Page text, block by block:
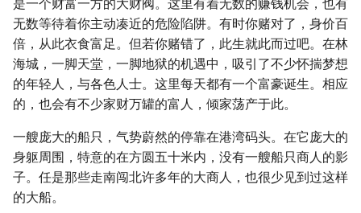
是一个财富一方的大财阀。这里有着无数的赚钱机会，也有
无数等待着你主动凑近的危险陷阱。有时你赌对了，身价百
倍，从此衣食富足。但若你赌错了，此生就此而过吧。在林
海城，一脚天堂，一脚地狱的机遇中，吸引了不少怀揣梦想
的年轻人，与各色人士。这里每天都有一个富豪诞生。相应
的，也会有不少家财万罐的富人，倾家荡产于此。
一艘庞大的船只，气势蔚然的停靠在港湾码头。在它庞大的
身躯周围，特意的在方圆五十米内，没有一艘船只商人的影
子。任是那些走南闯北许多年的大商人，也很少见到过这样
的大船。